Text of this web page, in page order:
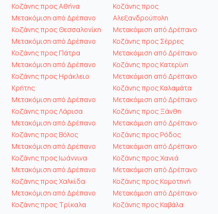
Κοζάνης προς Αθήνα
Μετακόμιση από Δρέπανο
Κοζάνης προς Θεσσαλονίκη
Μετακόμιση από Δρέπανο
Κοζάνης προς Πάτρα
Μετακόμιση από Δρέπανο
Κοζάνης προς Ηράκλειο
Κρήτης
Μετακόμιση από Δρέπανο
Κοζάνης προς Λάρισα
Μετακόμιση από Δρέπανο
Κοζάνης προς Βόλος
Μετακόμιση από Δρέπανο
Κοζάνης προς Ιωάννινα
Μετακόμιση από Δρέπανο
Κοζάνης προς Χαλκίδα
Μετακόμιση από Δρέπανο
Κοζάνης προς Τρίκαλα
Κοζάνης προς
Αλεξανδρούπολη
Μετακόμιση από Δρέπανο
Κοζάνης προς Σέρρες
Μετακόμιση από Δρέπανο
Κοζάνης προς Κατερίνη
Μετακόμιση από Δρέπανο
Κοζάνης προς Καλαμάτα
Μετακόμιση από Δρέπανο
Κοζάνης προς Ξάνθη
Μετακόμιση από Δρέπανο
Κοζάνης προς Ρόδος
Μετακόμιση από Δρέπανο
Κοζάνης προς Χανιά
Μετακόμιση από Δρέπανο
Κοζάνης προς Κομοτηνή
Μετακόμιση από Δρέπανο
Κοζάνης προς Καβάλα